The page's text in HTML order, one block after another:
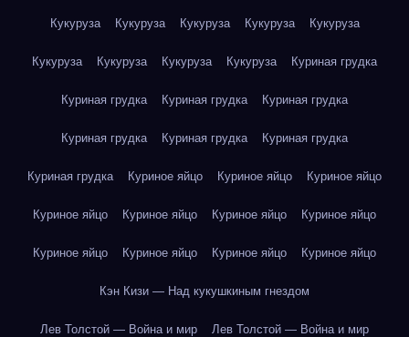
Кукуруза Кукуруза Кукуруза Кукуруза Кукуруза
Кукуруза Кукуруза Кукуруза Кукуруза Куриная грудка
Куриная грудка Куриная грудка Куриная грудка
Куриная грудка Куриная грудка Куриная грудка
Куриная грудка Куриное яйцо Куриное яйцо Куриное яйцо
Куриное яйцо Куриное яйцо Куриное яйцо Куриное яйцо
Куриное яйцо Куриное яйцо Куриное яйцо Куриное яйцо
Кэн Кизи — Над кукушкиным гнездом
Лев Толстой — Война и мир Лев Толстой — Война и мир